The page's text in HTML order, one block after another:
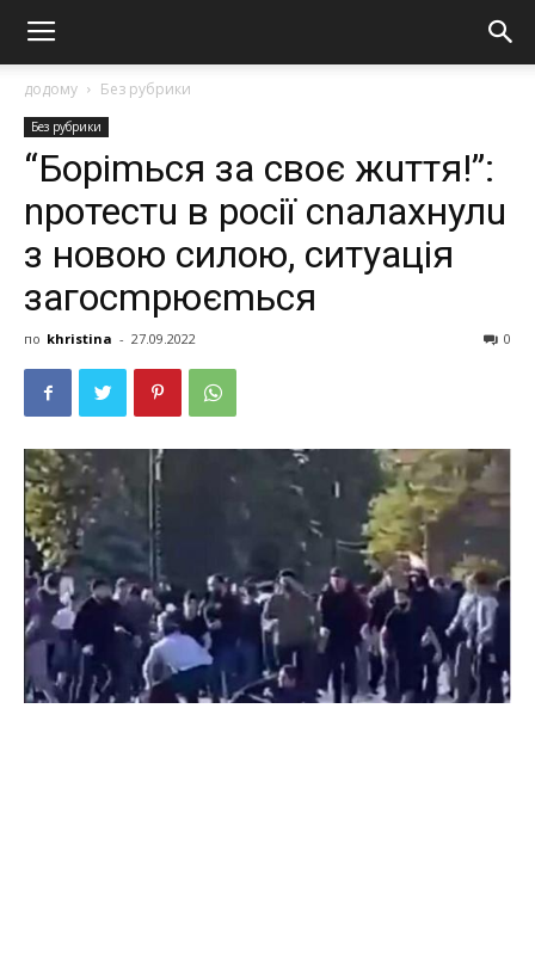
додому Без рубрики
Без рубрики
“Боріmься за своє жuття!”:
nротестu в росії сnалахнулu
з новою силою, ситуація
загосmрюєmься
по khristina - 27.09.2022 0